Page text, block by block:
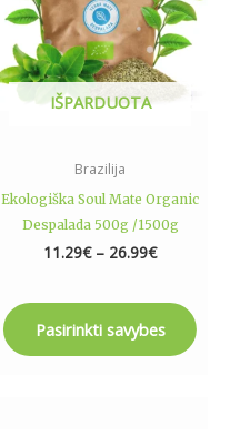
IŠPARDUOTA
Brazilija
Ekologiška Soul Mate Organic
Despalada 500g /1500g
11.29€ – 26.99€
Pasirinkti savybes
options
may
be
chosen
product
page